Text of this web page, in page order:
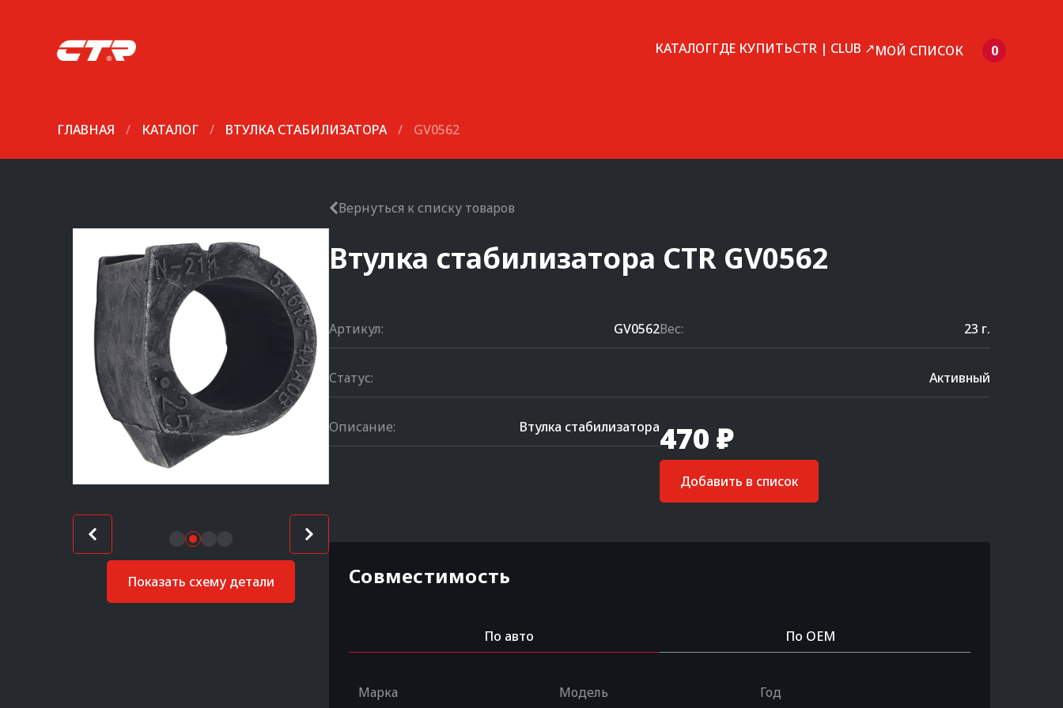
КАТАЛОГГДЕ КУПИТЬCTR | CLUB ↗МОЙ СПИСОК 0
ГЛАВНАЯ / КАТАЛОГ / ВТУЛКА СТАБИЛИЗАТОРА / GV0562
Показать схему детали
Вернуться к списку товаров
Втулка стабилизатора CTR GV0562
Артикул: GV0562Вес: 23 г.
Статус: Активный
Описание: Втулка стабилизатора470 ₽
Добавить в список
Совместимость
По авто По OEM
Марка Модель Год